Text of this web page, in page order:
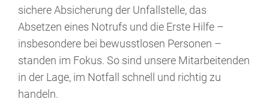
sichere Absicherung der Unfallstelle, das
Absetzen eines Notrufs und die Erste Hilfe –
insbesondere bei bewusstlosen Personen –
standen im Fokus. So sind unsere Mitarbeitenden
in der Lage, im Notfall schnell und richtig zu
handeln.